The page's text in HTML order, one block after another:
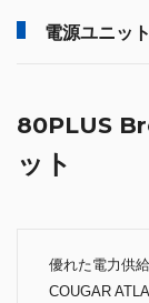
電源ユニット
80PLUS
ット
優れた電力供
COUGAR